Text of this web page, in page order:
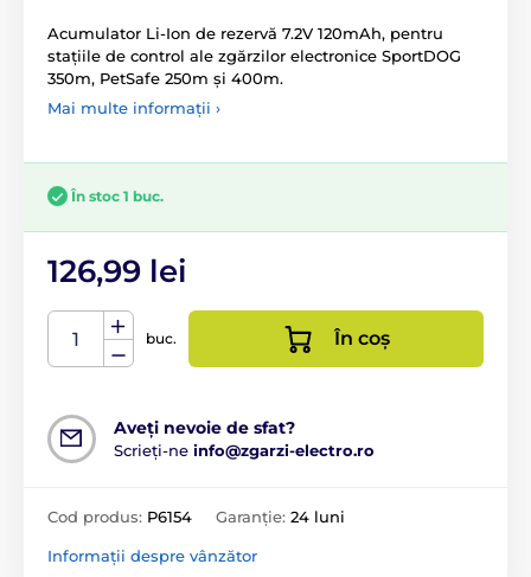
Acumulator Li-Ion de rezervă 7.2V 120mAh, pentru
stațiile de control ale zgărzilor electronice SportDOG
350m, PetSafe 250m și 400m.
Mai multe informații ›
În stoc 1 buc.
126,99 lei
buc. În coș
Aveți nevoie de sfat?
Scrieți-ne info@zgarzi-electro.ro
Cod produs: P6154 Garanție: 24 luni
Informații despre vânzător